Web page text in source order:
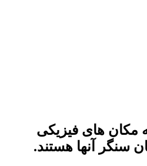
مکان های فیزیکی
سنگر آنها هستند.